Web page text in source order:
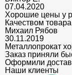
07.04.2020
Хорошие цены у
Качеством
Михаил Рябов
30.11.2019
Металлопрокат
Заказ приняли
Оформили
Наши клиенты